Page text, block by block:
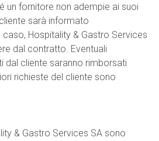
un fornitore non adempie ai suoi
sarà informato
Hospitality & Gastro Services
dal contratto. Eventuali
dal cliente saranno rimborsati
richieste del cliente sono
& Gastro Services SA sono